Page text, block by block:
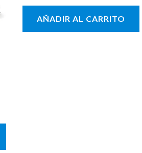
Valorado
5
AÑADIR AL CARRITO